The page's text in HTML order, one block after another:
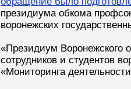
президиума обкома
воронежских
«Президиум Воронежского
сотрудников и студентов
«Мониторинга